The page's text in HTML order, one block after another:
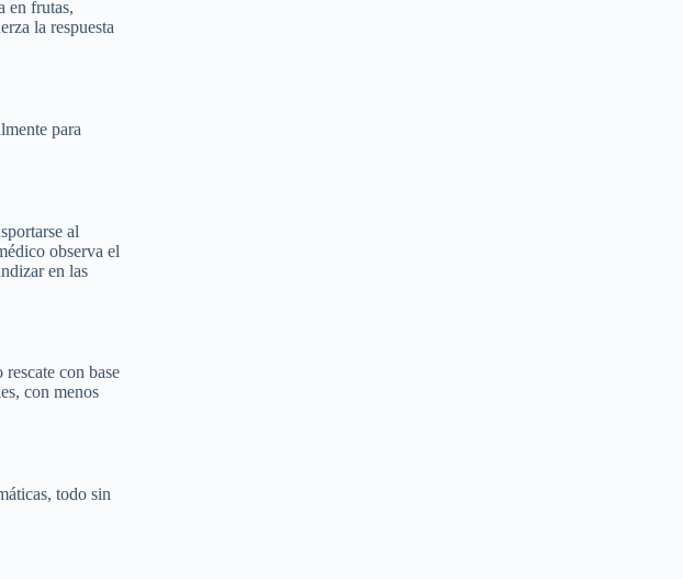
en frutas,
la respuesta
para
al
observa el
en las
con base
con menos
todo sin